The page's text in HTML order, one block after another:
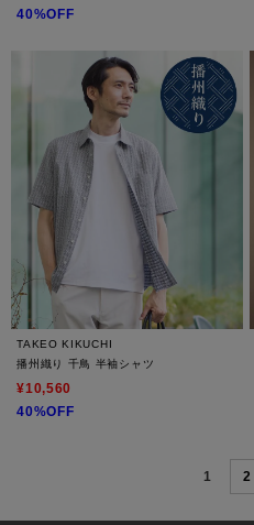
40%OFF
TAKEO KIKUCHI
播州織り 千鳥 半袖シャツ
¥10,560
40%OFF
1 2